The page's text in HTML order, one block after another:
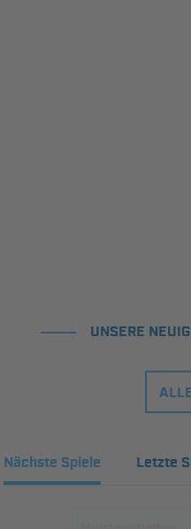
UNSERE
Nächste Spiele Letzte